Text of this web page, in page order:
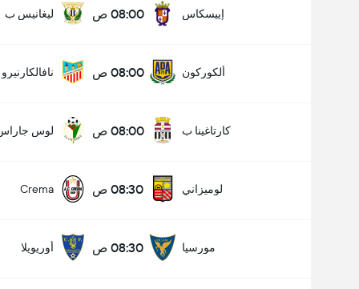
إييسكاس 08:00 ص ليغانيس ب
ألكوركون 08:00 ص نافالكارنيرو
كارتاغينا ب 08:00 ص لوس
لوميزاني 08:30 ص Crema
مورسيا 08:30 ص أوريويلا